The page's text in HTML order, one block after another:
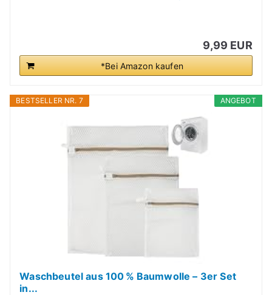
9,99 EUR
*Bei Amazon kaufen
ANGEBOT
BESTSELLER NR. 7
Waschbeutel aus 100 % Baumwolle – 3er Set
in...